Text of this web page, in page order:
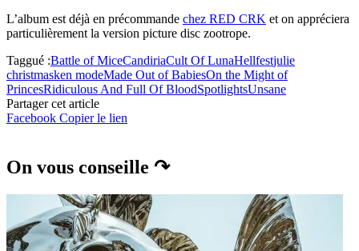
L’album est déjà en précommande chez RED CRK et on appréciera
particulièrement la version picture disc zootrope.
Taggué :Battle of MiceCandiriaCult Of LunaHellfestjulie
christmasken modeMade Out of BabiesOn the Might of
PrincesRidiculous And Full Of BloodSpotlightsUnsane
Partager cet article
Facebook Copier le lien
On vous conseille ↷